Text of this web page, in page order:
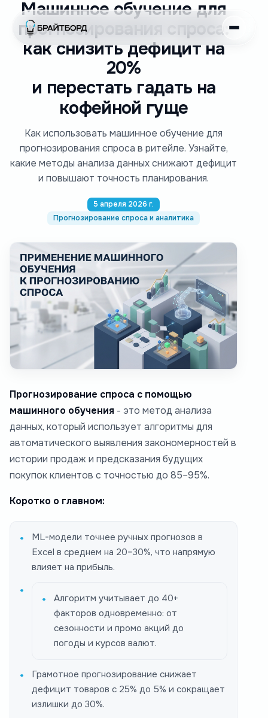
Машинное обучение для
прогнозирования спроса:
как снизить дефицит на
20%
и перестать гадать на
кофейной гуще
Как использовать машинное обучение для
прогнозирования спроса в ритейле. Узнайте,
какие методы анализа данных снижают дефицит
и повышают точность планирования.
5 апреля 2026 г.
Прогнозирование спроса и аналитика
Прогнозирование спроса с помощью
машинного обучения - это метод анализа
данных, который использует алгоритмы для
автоматического выявления закономерностей в
истории продаж и предсказания будущих
покупок клиентов с точностью до 85–95%.
Коротко о главном:
ML-модели точнее ручных прогнозов в
Excel в среднем на 20–30%, что напрямую
влияет на прибыль.
Алгоритм учитывает до 40+
факторов одновременно: от
сезонности и промо акций до
погоды и курсов валют.
Грамотное прогнозирование снижает
дефицит товаров с 25% до 5% и сокращает
излишки до 30%.